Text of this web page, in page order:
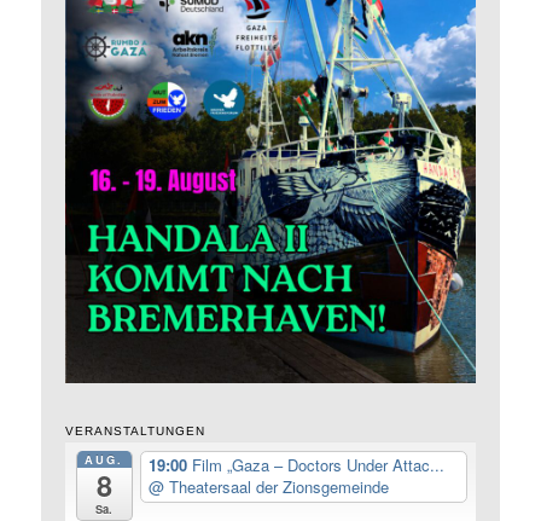
VERANSTALTUNGEN
AUG.
8
Sa.
19:00 Film „Gaza – Doctors Under Attac...
@ Theatersaal der Zionsgemeinde